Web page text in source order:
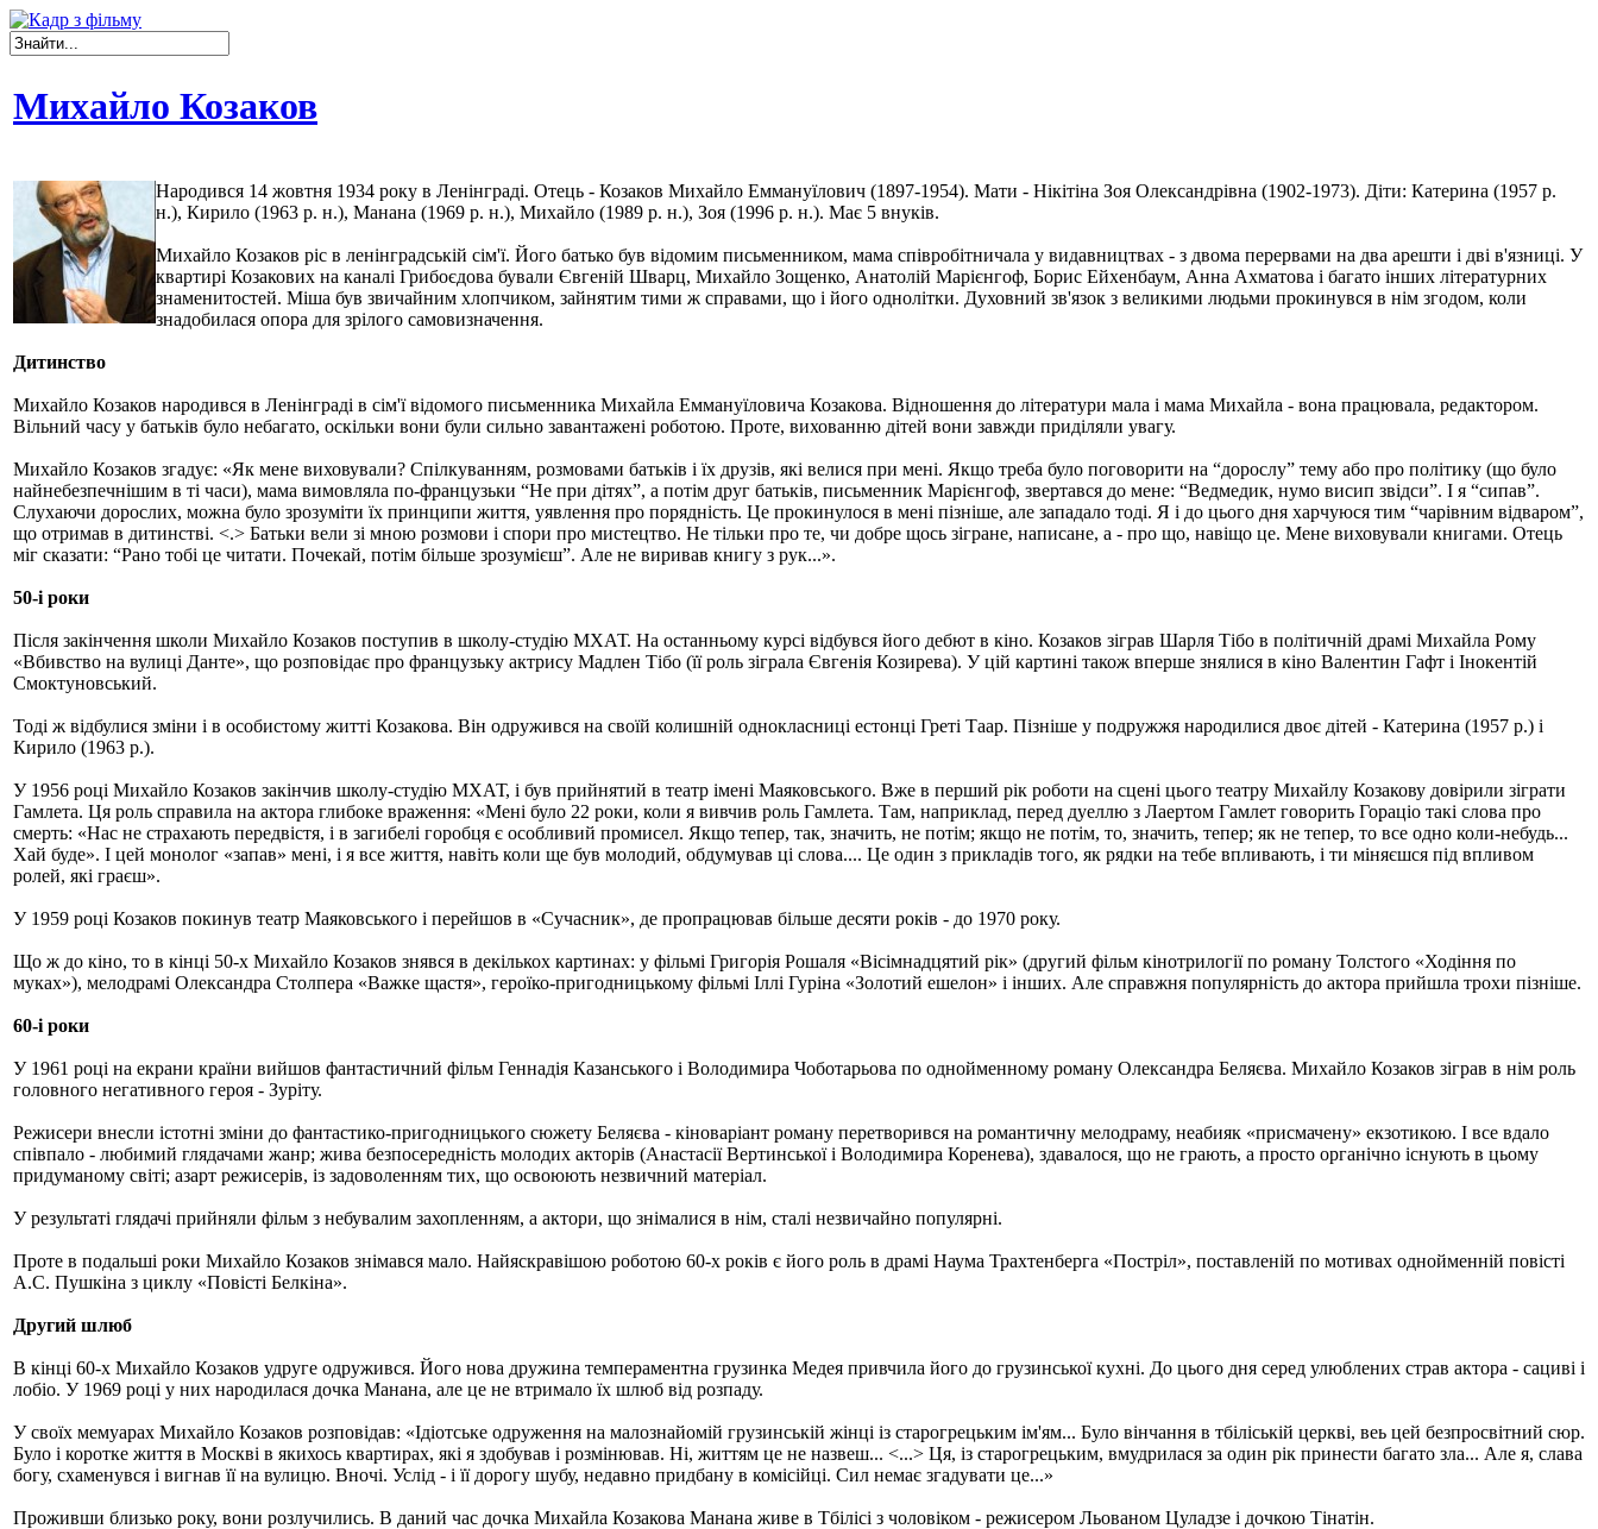
Михайло Козаков
Народився 14 жовтня 1934 року в Ленінграді. Отець - Козаков Михайло Еммануїлович (1897-1954). Мати - Нікітіна Зоя Олександрівна (1902-1973). Діти: Катерина (1957 р.
н.), Кирило (1963 р. н.), Манана (1969 р. н.), Михайло (1989 р. н.), Зоя (1996 р. н.). Має 5 внуків.
Михайло Козаков ріс в ленінградській сім'ї. Його батько був відомим письменником, мама співробітничала у видавництвах - з двома перервами на два арешти і дві в'язниці. У
квартирі Козакових на каналі Грибоєдова бували Євгеній Шварц, Михайло Зощенко, Анатолій Марієнгоф, Борис Ейхенбаум, Анна Ахматова і багато інших літературних
знаменитостей. Міша був звичайним хлопчиком, зайнятим тими ж справами, що і його однолітки. Духовний зв'язок з великими людьми прокинувся в нім згодом, коли
знадобилася опора для зрілого самовизначення.
Дитинство
Михайло Козаков народився в Ленінграді в сім'ї відомого письменника Михайла Еммануїловича Козакова. Відношення до літератури мала і мама Михайла - вона працювала, редактором.
Вільний часу у батьків було небагато, оскільки вони були сильно завантажені роботою. Проте, вихованню дітей вони завжди приділяли увагу.
Михайло Козаков згадує: «Як мене виховували? Спілкуванням, розмовами батьків і їх друзів, які велися при мені. Якщо треба було поговорити на “дорослу” тему або про політику (що було
найнебезпечнішим в ті часи), мама вимовляла по-французьки “Не при дітях”, а потім друг батьків, письменник Марієнгоф, звертався до мене: “Ведмедик, нумо висип звідси”. І я “сипав”.
Слухаючи дорослих, можна було зрозуміти їх принципи життя, уявлення про порядність. Це прокинулося в мені пізніше, але западало тоді. Я і до цього дня харчуюся тим “чарівним відваром”,
що отримав в дитинстві. <.> Батьки вели зі мною розмови і спори про мистецтво. Не тільки про те, чи добре щось зігране, написане, а - про що, навіщо це. Мене виховували книгами. Отець
міг сказати: “Рано тобі це читати. Почекай, потім більше зрозумієш”. Але не виривав книгу з рук...».
50-і роки
Після закінчення школи Михайло Козаков поступив в школу-студію МХАТ. На останньому курсі відбувся його дебют в кіно. Козаков зіграв Шарля Тібо в політичній драмі Михайла Рому
«Вбивство на вулиці Данте», що розповідає про французьку актрису Мадлен Тібо (її роль зіграла Євгенія Козирева). У цій картині також вперше знялися в кіно Валентин Гафт і Інокентій
Смоктуновський.
Тоді ж відбулися зміни і в особистому житті Козакова. Він одружився на своїй колишній однокласниці естонці Греті Таар. Пізніше у подружжя народилися двоє дітей - Катерина (1957 р.) і
Кирило (1963 р.).
У 1956 році Михайло Козаков закінчив школу-студію МХАТ, і був прийнятий в театр імені Маяковського. Вже в перший рік роботи на сцені цього театру Михайлу Козакову довірили зіграти
Гамлета. Ця роль справила на актора глибоке враження: «Мені було 22 роки, коли я вивчив роль Гамлета. Там, наприклад, перед дуеллю з Лаертом Гамлет говорить Гораціо такі слова про
смерть: «Нас не страхають передвістя, і в загибелі горобця є особливий промисел. Якщо тепер, так, значить, не потім; якщо не потім, то, значить, тепер; як не тепер, то все одно коли-небудь...
Хай буде». І цей монолог «запав» мені, і я все життя, навіть коли ще був молодий, обдумував ці слова.... Це один з прикладів того, як рядки на тебе впливають, і ти міняєшся під впливом
ролей, які граєш».
У 1959 році Козаков покинув театр Маяковського і перейшов в «Сучасник», де пропрацював більше десяти років - до 1970 року.
Що ж до кіно, то в кінці 50-х Михайло Козаков знявся в декількох картинах: у фільмі Григорія Рошаля «Вісімнадцятий рік» (другий фільм кінотрилогії по роману Толстого «Ходіння по
муках»), мелодрамі Олександра Столпера «Важке щастя», героїко-пригодницькому фільмі Іллі Гуріна «Золотий ешелон» і інших. Але справжня популярність до актора прийшла трохи пізніше.
60-і роки
У 1961 році на екрани країни вийшов фантастичний фільм Геннадія Казанського і Володимира Чоботарьова по однойменному роману Олександра Беляєва. Михайло Козаков зіграв в нім роль
головного негативного героя - Зуріту.
Режисери внесли істотні зміни до фантастико-пригодницького сюжету Беляєва - кіноваріант роману перетворився на романтичну мелодраму, неабияк «присмачену» екзотикою. І все вдало
співпало - любимий глядачами жанр; жива безпосередність молодих акторів (Анастасії Вертинської і Володимира Коренева), здавалося, що не грають, а просто органічно існують в цьому
придуманому світі; азарт режисерів, із задоволенням тих, що освоюють незвичний матеріал.
У результаті глядачі прийняли фільм з небувалим захопленням, а актори, що знімалися в нім, сталі незвичайно популярні.
Проте в подальші роки Михайло Козаков знімався мало. Найяскравішою роботою 60-х років є його роль в драмі Наума Трахтенберга «Постріл», поставленій по мотивах однойменній повісті
А.С. Пушкіна з циклу «Повісті Белкіна».
Другий шлюб
В кінці 60-х Михайло Козаков удруге одружився. Його нова дружина темпераментна грузинка Медея привчила його до грузинської кухні. До цього дня серед улюблених страв актора - сациві і
лобіо. У 1969 році у них народилася дочка Манана, але це не втримало їх шлюб від розпаду.
У своїх мемуарах Михайло Козаков розповідав: «Ідіотське одруження на малознайомій грузинській жінці із старогрецьким ім'ям... Було вінчання в тбіліській церкві, веь цей безпросвітний сюр.
Було і коротке життя в Москві в якихось квартирах, які я здобував і розмінював. Ні, життям це не назвеш... <...> Ця, із старогрецьким, вмудрилася за один рік принести багато зла... Але я, слава
богу, схаменувся і вигнав її на вулицю. Вночі. Услід - і її дорогу шубу, недавно придбану в комісійці. Сил немає згадувати це...»
Проживши близько року, вони розлучились. В даний час дочка Михайла Козакова Манана живе в Тбілісі з чоловіком - режисером Льованом Цуладзе і дочкою Тінатін.